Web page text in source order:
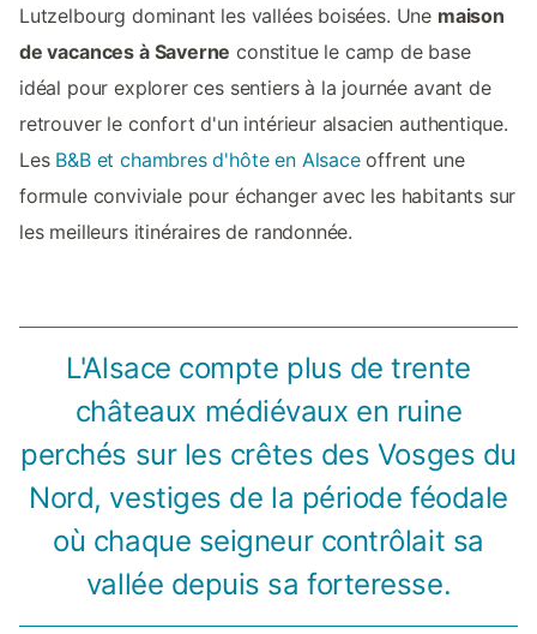
Lutzelbourg dominant les vallées boisées. Une maison
de vacances à Saverne constitue le camp de base
idéal pour explorer ces sentiers à la journée avant de
retrouver le confort d'un intérieur alsacien authentique.
Les B&B et chambres d'hôte en Alsaceoffrent une
formule conviviale pour échanger avec les habitants sur
les meilleurs itinéraires de randonnée.
L'Alsace compte plus de trente
châteaux médiévaux en ruine
perchés sur les crêtes des Vosges du
Nord, vestiges de la période féodale
où chaque seigneur contrôlait sa
vallée depuis sa forteresse.